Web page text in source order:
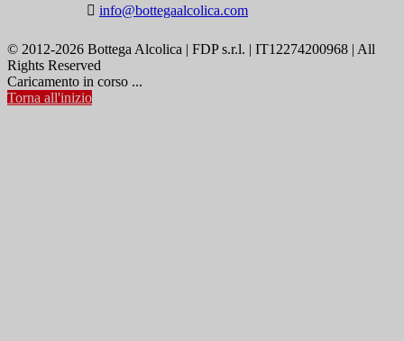
 info@bottegaalcolica.com
© 2012-2026 Bottega Alcolica | FDP s.r.l. | IT12274200968 | All
Rights Reserved
Caricamento in corso ...
Torna all'inizio